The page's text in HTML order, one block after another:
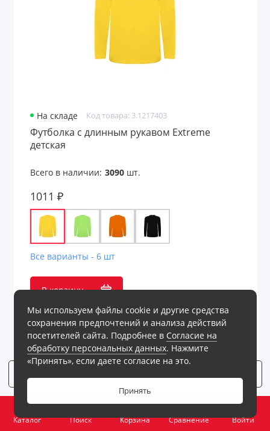
Каталог Поиск Корзина
0
Сравнение
Войти
На складе Код товара: 3.1217403
Футболка c длинным рукавом Extreme
детская
Всего в наличии: 3090шт.
1011 ₽
Все варианты - 6 шт
В корзину
Мы используем файлы cookie и другие средства
сохранения предпочтений и анализа действий
посетителей сайта. Подробнее в Согласие на
обработку персональных данных. Нажмите
«Принять», если даете согласие на это.
Принять